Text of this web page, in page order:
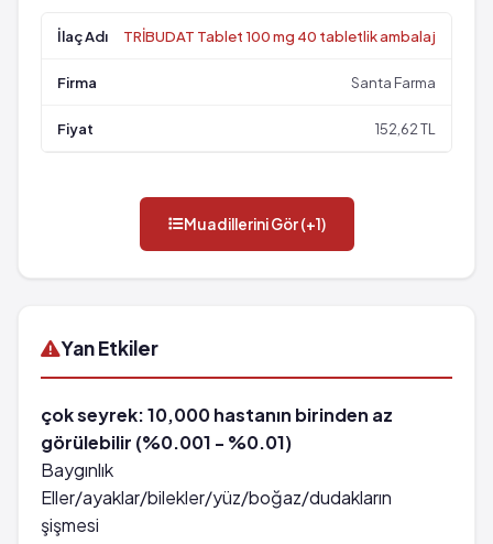
TRİBUDAT Tablet 100 mg 40 tabletlik ambalaj
Santa Farma
152,62 TL
Muadillerini Gör (+1)
Yan Etkiler
çok seyrek: 10,000 hastanın birinden az
görülebilir (%0.001 - %0.01)
Baygınlık
Eller/ayaklar/bilekler/yüz/boğaz/dudakların
şişmesi